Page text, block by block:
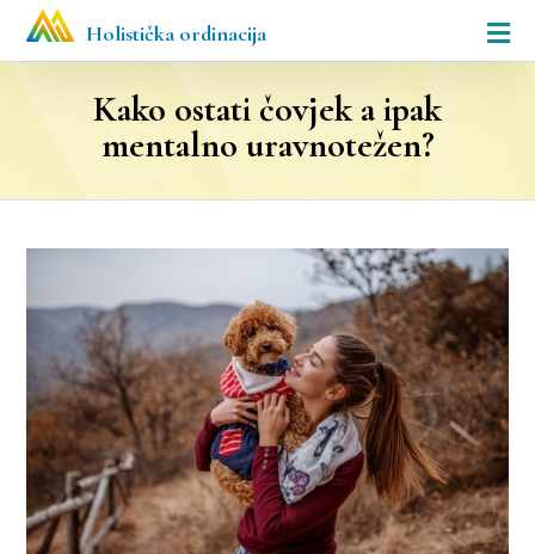
Holistička ordinacija
Kako ostati čovjek a ipak
mentalno uravnotežen?